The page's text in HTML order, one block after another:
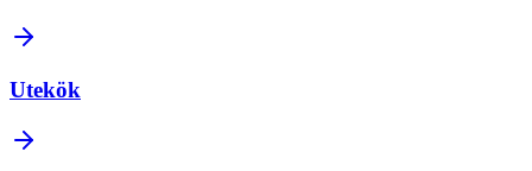
Utekök